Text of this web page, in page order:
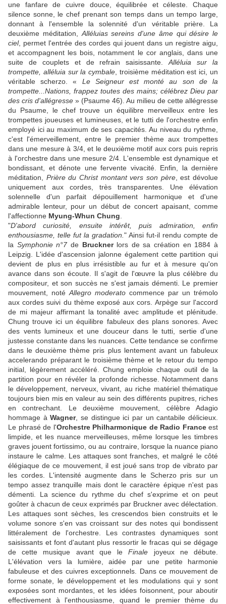
une fanfare de cuivre douce, équilibrée et céleste. Chaque
silence sonne, le chef prenant son temps dans un tempo large,
donnant à l'ensemble la solennité d'un véritable prière. La
deuxième méditation, Alléluias sereins d'une âme qui désire le
ciel, permet l'entrée des cordes qui jouent dans un registre aigu,
et accompagnent les bois, notamment le cor anglais, dans une
suite de couplets et de refrain saisissante.Alléluia sur la
trompette, alléluia sur la cymbale , troisième méditation est ici, un
véritable scherzo. « Le Seigneur est monté au son de la
trompette...Nations, frappez toutes des mains; célébrez Dieu par
des cris d'allégresse » (Psaume 46). Au milieu de cette allégresse
du Psaume, le chef trouve un équilibre merveilleux entre les
trompettes joueuses et lumineuses, et le tutti de l'orchestre enfin
employé ici au maximum de ses capacités. Au niveau du rythme,
c'est l'émerveillement, entre le premier thème aux trompettes
dans une mesure à 3/4, et le deuxième motif aux cors puis repris
à l'orchestre dans une mesure 2/4. L'ensemble est dynamique et
bondissant, et dénote une fervente vivacité. Enfin, la dernière
méditation, Prière du Christ montant vers son père, est dévolue
uniquement aux cordes, très transparentes. Une élévation
solennelle d'un parfait dépouillement harmonique et d'une
admirable lenteur, pour un début de concert apaisant, comme
l'affectionne Myung-Whun Chung
"D'abord curiosité, ensuite intérêt, puis admiration, enfin
enthousiasme, telle fut la gradation. " Ainsi fut-il rendu compte de
la Symphonie n°7de Brucknerlors de sa création en 1884 à
Leipzig. L'idée d'ascension jalonne également cette partition qui
devient de plus en plus irrésistible au fur et à mesure qu'on
avance dans son écoute. Il s'agit de l'œuvre la plus célèbre du
compositeur, et son succès ne s'est jamais démenti. Le premier
mouvement, noté Allegro moderato commence par un trémolo
aux cordes suivi du thème exposé aux cors. Arpège sur l'accord
de mi majeur affirmant la tonalité avec amplitude et plénitude.
Chung trouve ici un équilibre fabuleux des plans sonores. Avec
des vents lumineux et une douceur dans le tutti, sertie d'une
justesse constante dans les nuances. Cette tendance se confirme
dans le deuxième thème pris plus lentement avant un fabuleux
accelerando préparant le troisième thème et le retour du tempo
initial, légèrement accéléré. Chung emploie chaque outil de la
partition pour en révéler la profonde richesse. Notamment dans
le développement, nerveux, vivant, au riche matériel thématique
toujours bien mis en valeur au sein des différents pupitres, riches
en contrechant. Le deuxième mouvement, célèbre Adagio
hommage àWagner, se distingue ici par un cantabile délicieux.
Le phrasé de l'Orchestre Philharmonique de Radio France est
limpide, et les nuance merveilleuses, même lorsque les timbres
graves jouent fortissimo, ou au contraire, lorsque la nuance piano
instaure le calme. Les attaques sont franches, et malgré le côté
élégiaque de ce mouvement, il est joué sans trop de vibrato par
les cordes. L'intensité augmente dans le Scherzo pris sur un
tempo assez tranquille mais dont le caractère épique n'est pas
démenti. La science du rythme du chef s'exprime et on peut
goûter à chacun de ceux exprimés par Bruckner avec délectation.
Les attaques sont sèches, les crescendos bien construits et le
volume sonore s'en vas croissant sur des notes qui bondissent
littéralement de l'orchestre. Les contrastes dynamiques sont
saisissants et font d'autant plus ressortir le fracas qui se dégage
de cette musique avant que leFinale joyeux ne débute.
L'élévation vers la lumière, aidée par une petite harmonie
fabuleuse et des cuivres exceptionnels. Dans ce mouvement de
forme sonate, le développement et les modulations qui y sont
exposées sont mordantes, et les idées foisonnent, pour aboutir
effectivement à l'enthousiasme, quand le premier thème du